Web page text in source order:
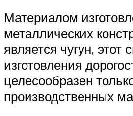
Материалом
металлических
является чугун, этот
изготовления
целесообразен
производственных